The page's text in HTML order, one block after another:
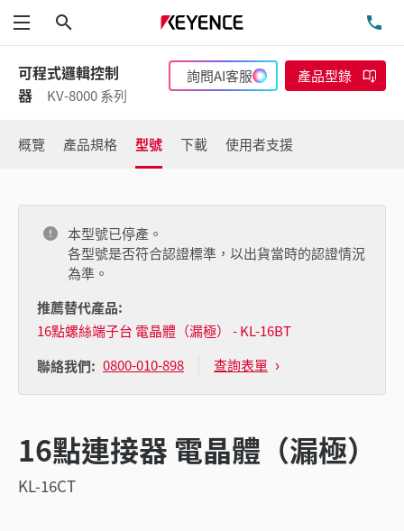
功能表
可程式邏輯控制
器
KV-8000 系列
詢問AI客服 產品型錄
概覽 產品規格 型號 下載 使用者支援
本型號已停產。
各型號是否符合認證標準，以出貨當時的認證情況
為準。
推薦替代產品:
16點螺絲端子台 電晶體（漏極） - KL-16BT
聯絡我們: 0800-010-898 查詢表單
16點連接器 電晶體（漏極）
KL-16CT